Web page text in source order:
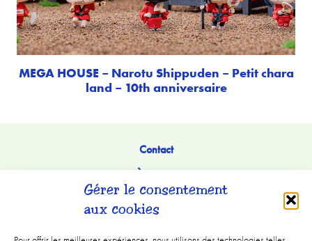
Gérer le consentement
aux cookies
MEGA HOUSE – Narotu Shippuden – Petit chara
land – 10th anniversaire
Contact
À Propos